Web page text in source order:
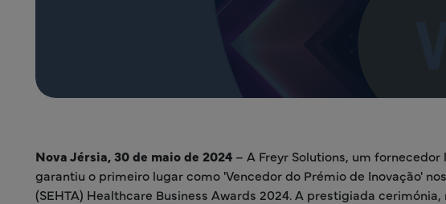
Nova Jérsia, 30 de maio de 2024 – A Freyr Solutions, um
garantiu o primeiro lugar como 'Vencedor do Prémio de Inovação'
(SEHTA) Healthcare Business Awards 2024. A prestigiada